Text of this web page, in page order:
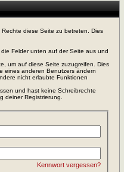
diese Seite zu betreten. Dies
Felder unten auf der Seite aus und
um auf diese Seite zuzugreifen. Dies
eines anderen Benutzers ändern
nicht erlaubte Funktionen
und hast keine Schreibrechte
deiner Registrierung.
Kennwort vergessen?